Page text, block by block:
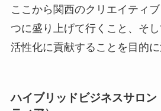
ここから関西のクリエイティ
つに盛り上げて行くこと、そ
活性化に貢献することを目的に
ハイブリッドビジネスサロ